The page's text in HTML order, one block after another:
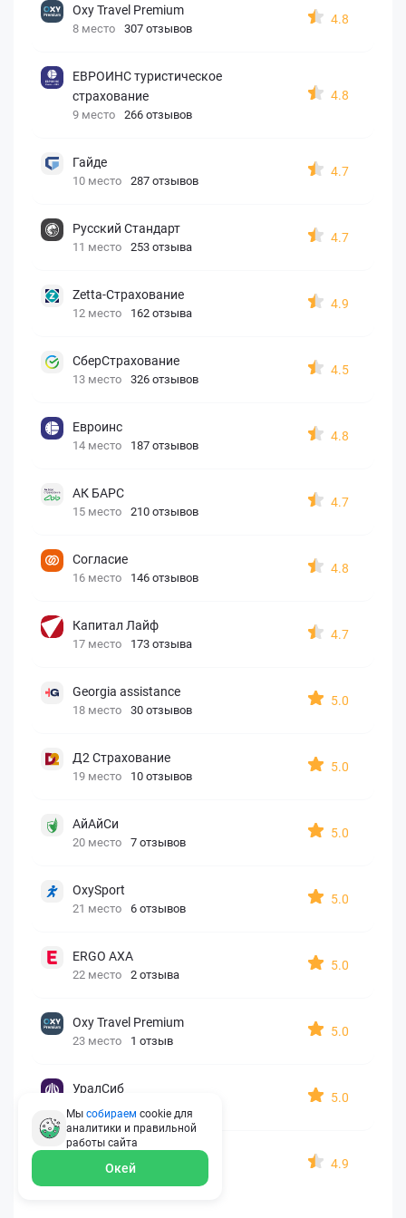
Oxy Travel Premium
8 место 307 отзывов
4.8
ЕВРОИНС туристическое
страхование
9 место 266 отзывов
4.8
Гайде
10 место 287 отзывов
4.7
Русский Стандарт
11 место 253 отзыва
4.7
Zetta-Страхование
12 место 162 отзыва
4.9
СберСтрахование
13 место 326 отзывов
4.5
Евроинс
14 место 187 отзывов
4.8
АК БАРС
15 место 210 отзывов
4.7
Согласие
16 место 146 отзывов
4.8
Капитал Лайф
17 место 173 отзыва
4.7
Georgia assistance
18 место 30 отзывов
5.0
Д2 Страхование
19 место 10 отзывов
5.0
АйАйСи
20 место 7 отзывов
5.0
OxySport
21 место 6 отзывов
5.0
ERGO AXA
22 место 2 отзыва
5.0
Oxy Travel Premium
23 место 1 отзыв
5.0
УралСиб
24 место 1 отзыв
5.0
МАКС
25 место 15 отзывов
4.9
Мы собираем cookie для
аналитики и правильной
работы сайта
Окей